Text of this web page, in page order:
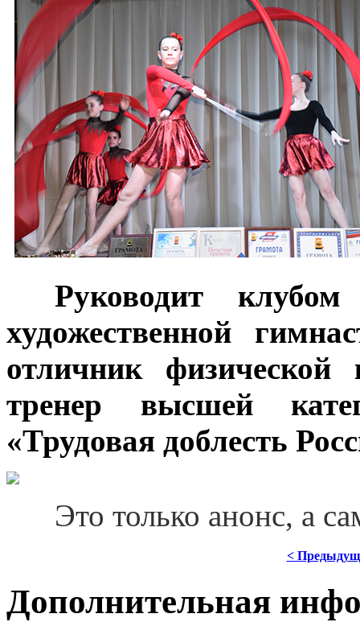
Руководит
художественной
отличник
тренер высшей
«Трудовая доблесть
Это только анонс, а
<
Дополнительная